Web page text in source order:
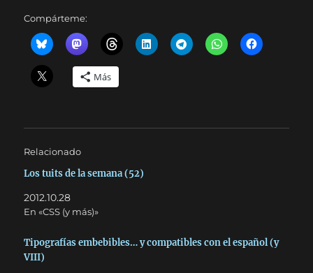
Compárteme:
Más
Relacionado
Los tuits de la semana (52)
2012.10.28
En «CSS (y más)»
Tipografías embebibles… y compatibles con el español (y
VIII)